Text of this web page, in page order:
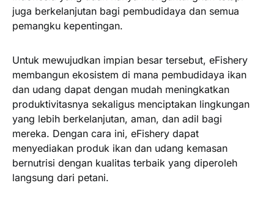
juga berkelanjutan bagi pembudidaya dan semua
pemangku kepentingan.
Untuk mewujudkan impian besar tersebut, eFishery
membangun ekosistem di mana pembudidaya ikan
dan udang dapat dengan mudah meningkatkan
produktivitasnya sekaligus menciptakan lingkungan
yang lebih berkelanjutan, aman, dan adil bagi
mereka. Dengan cara ini, eFishery dapat
menyediakan produk ikan dan udang kemasan
bernutrisi dengan kualitas terbaik yang diperoleh
langsung dari petani.